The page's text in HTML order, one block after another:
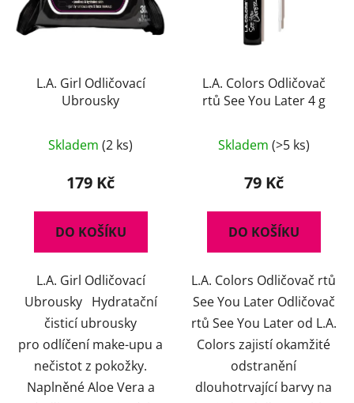
L.A. Girl Odličovací
Ubrousky
Skladem (2 ks)
179 Kč
DO KOŠÍKU
L.A. Girl Odličovací
Ubrousky Hydratační
čisticí ubrousky
pro odlíčení make-upu a
nečistot z pokožky.
Naplněné Aloe Vera a
L.A. Colors Odličovač
rtů See You Later 4 g
Skladem (>5 ks)
79 Kč
DO KOŠÍKU
L.A. Colors Odličovač rtů
See You Later Odličovač
rtů See You Later od L.A.
Colors zajistí okamžité
odstranění
dlouhotrvající barvy na